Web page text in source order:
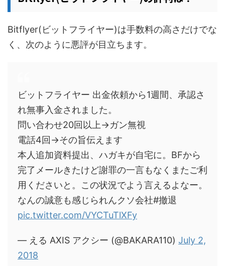
Bitflyer(ビットフライヤー)は手数料の高さだけでな
く、次のように悪評が目立ちます。
ビットフライヤー 出金依頼から1週間、承認さ
れ無事入金されました。
問い合わせ20回以上→ガン無視
電話4回→その旨伝えます
本人追加資料提出、ハガキが自宅に。BFから
完了メールきたけど謝罪の一言もなくまたご利
用くださいと。この状況でよう言えるよなー。
なんの誠意も感じられんクソ会社#撤退
pic.twitter.com/VYCTuTlXFy
— える AXIS アクシー (@BAKARA110) July 2,
2018